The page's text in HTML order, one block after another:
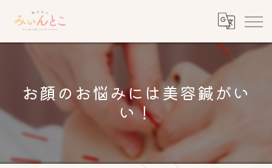
お顔のお悩みには美容鍼がい
い！